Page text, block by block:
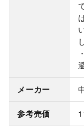
メーカー
参考売価